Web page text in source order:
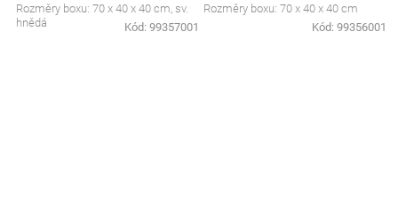
Rozměry boxu: 70 x 40 x 40 cm, sv.
hnědá
Kód: 99357001
Rozměry boxu: 70 x 40 x 40 cm
Kód: 99356001